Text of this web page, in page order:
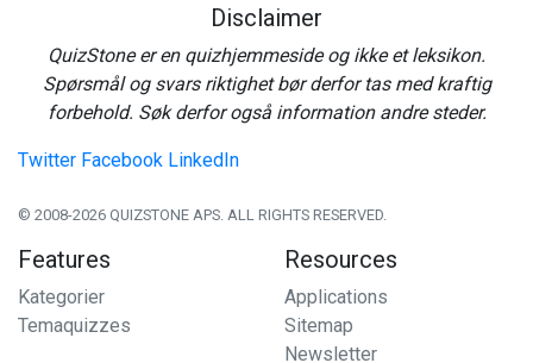
Disclaimer
QuizStone er en quizhjemmeside og ikke et leksikon.
Spørsmål og svars riktighet bør derfor tas med kraftig
forbehold. Søk derfor også information andre steder.
Twitter Facebook LinkedIn
© 2008-2026 QUIZSTONE APS. ALL RIGHTS RESERVED.
Features
Kategorier
Temaquizzes
Resources
Applications
Sitemap
Newsletter